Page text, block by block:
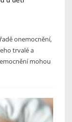
onemocnění,
trvalé a
mohou